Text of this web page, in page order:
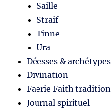
Saille
Straif
Tinne
Ura
Déesses & archétypes
Divination
Faerie Faith tradition
Journal spirituel